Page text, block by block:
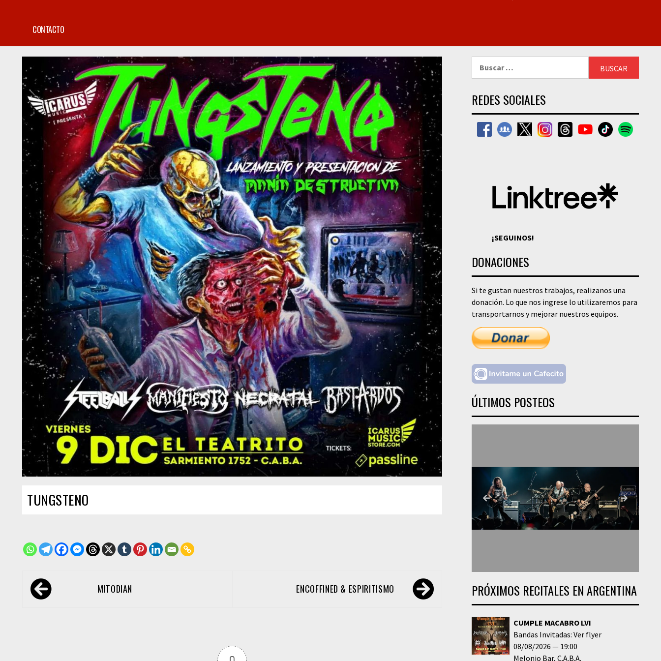
CONTACTO
TUNGSTENO
Navegación
de MITODIAN ENCOFFINED & ESPIRITISMO
REDES SOCIALES
¡SEGUINOS!
DONACIONES
Si te gustan nuestros trabajos, realizanos una
donación. Lo que nos ingrese lo utilizaremos para
transportarnos y mejorar nuestros equipos.
ÚLTIMOS POSTEOS
PRÓXIMOS RECITALES EN ARGENTINA
CUMPLE MACABRO LVI
Bandas Invitadas: Ver flyer
08/08/2026
19:00
Melonio Bar C.A.B.A.